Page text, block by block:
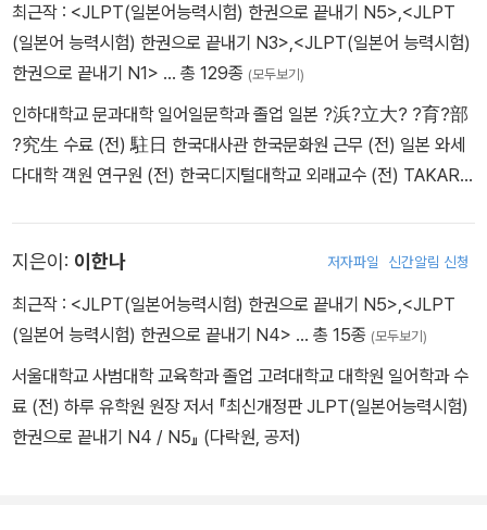
최근작 : <JLPT(일본어능력시험) 한권으로 끝내기 N5>,<JLPT
(일본어 능력시험) 한권으로 끝내기 N3>,<JLPT(일본어 능력시험)
한권으로 끝내기 N1> … 총 129종 (모두보기)
인하대학교 문과대학 일어일문학과 졸업 일본 ?浜?立大? ?育?部
?究生 수료 (전) 駐日 한국대사관 한국문화원 근무 (전) 일본 와세
다대학 객원 연구원 (전) 한국디지털대학교 외래교수 (전) TAKARA
능력시험) 한권으로 끝내기 N1/N2/N3/N4/N5』 (다락원, 공저) 등
지은이: 이한나 저자파일 신간알림 신청
최근작 : <JLPT(일본어능력시험) 한권으로 끝내기 N5>,<JLPT
(일본어 능력시험) 한권으로 끝내기 N4> … 총 15종 (모두보기)
서울대학교 사범대학 교육학과 졸업 고려대학교 대학원 일어학과 수
료 (전) 하루 유학원 원장 저서 『최신개정판 JLPT(일본어능력시험)
한권으로 끝내기 N4 / N5』 (다락원, 공저)